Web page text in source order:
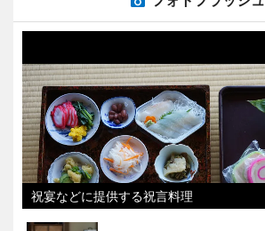
祝宴などに提供する祝言料理